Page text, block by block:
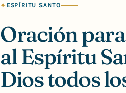
ESPÍRITU SANTO
Oración
al Espíritu
Dios todos